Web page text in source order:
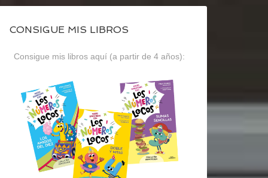
CONSIGUE MIS LIBROS
Consigue mis libros aquí (a partir de 4 años):